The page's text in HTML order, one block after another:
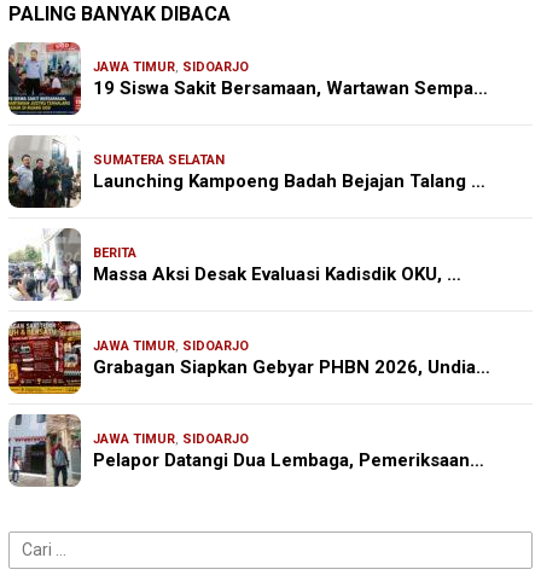
PALING BANYAK DIBACA
JAWA TIMUR, SIDOARJO
19 Siswa Sakit Bersamaan, Wartawan Sempa…
SUMATERA SELATAN
Launching Kampoeng Badah Bejajan Talang …
BERITA
Massa Aksi Desak Evaluasi Kadisdik OKU, …
JAWA TIMUR, SIDOARJO
Grabagan Siapkan Gebyar PHBN 2026, Undia…
JAWA TIMUR, SIDOARJO
Pelapor Datangi Dua Lembaga, Pemeriksaan…
Cari
untuk: